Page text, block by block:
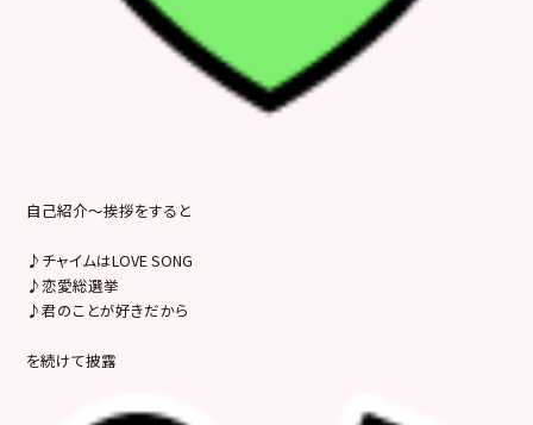
自己紹介～挨拶をすると
♪チャイムはLOVE SONG
♪恋愛総選挙
♪君のことが好きだから
を続けて披露